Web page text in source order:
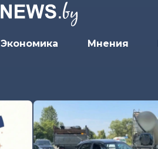
Экономика Мнения